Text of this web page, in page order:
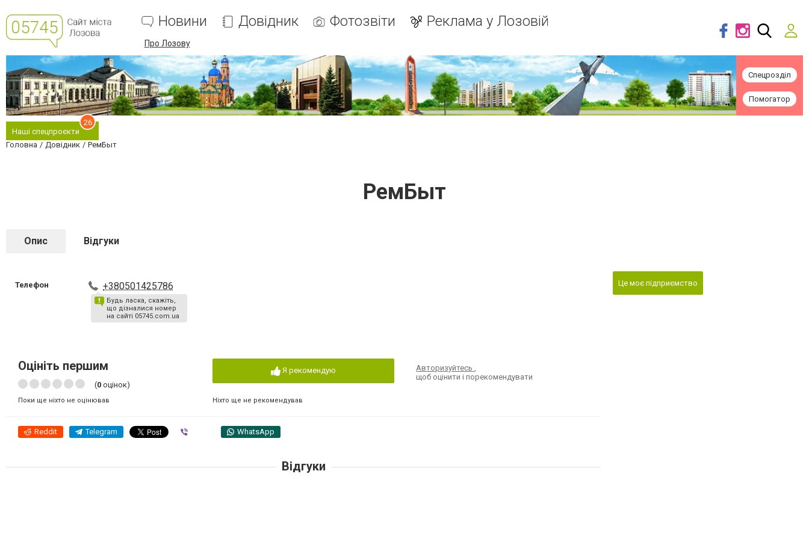
Новини Довідник Фотозвіти Реклама у Лозовій
Про Лозову
Спецрозділ
Помогатор
Наші спецпроєкти
26
Головна Довідник РемБыт
РемБыт
Опис Відгуки
Телефон +380501425786
Будь ласка, скажіть,
що дізналися номер
на сайті 05745.com.ua
Оцініть першим
(0 оцінок)
Поки ще ніхто не оцінював
Я рекомендую
Ніхто ще не рекомендував
Авторизуйтесь,
щоб оцінити і порекомендувати
Reddit Telegram WhatsApp
Це моє підприємство
Відгуки